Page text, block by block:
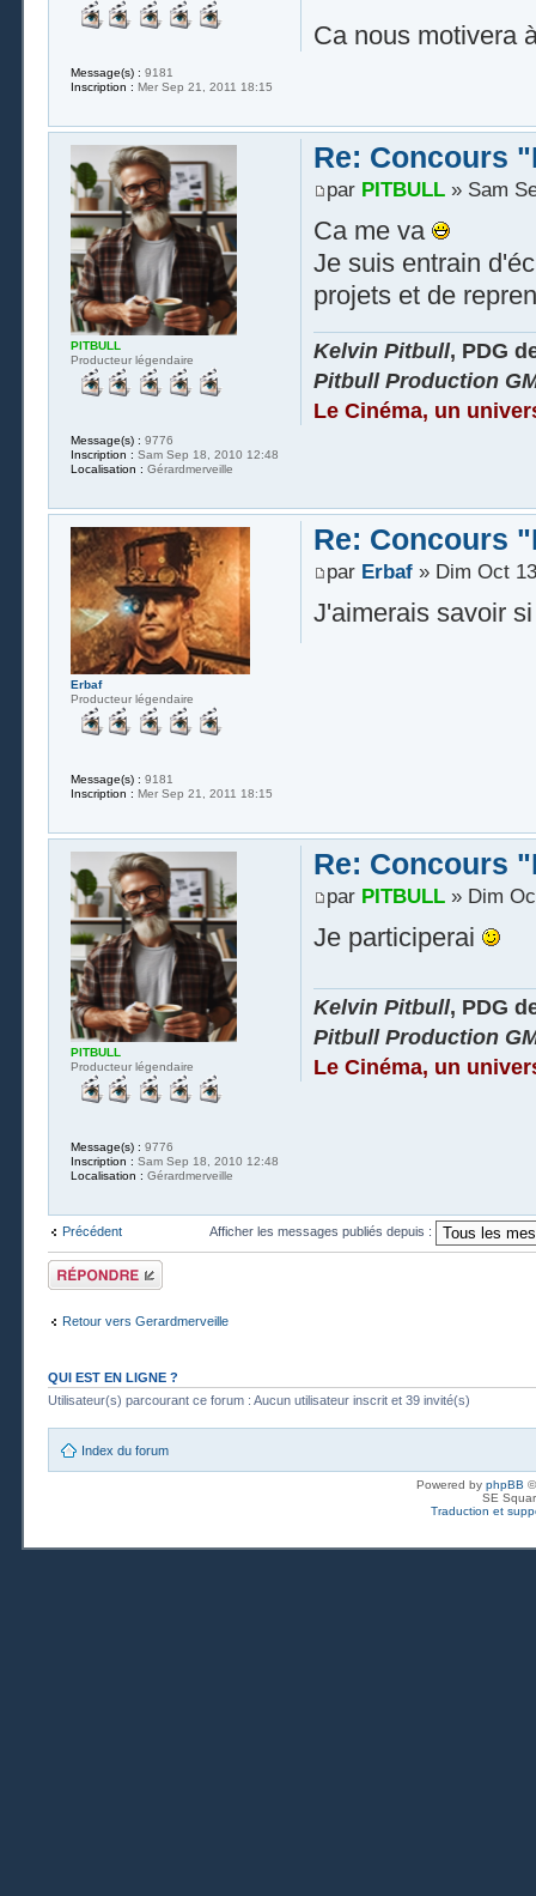
Ca nous motivera
Message(s) : 9181
Inscription : Mer Sep 21, 2011 18:15
Re: Concours
par PITBULL» Sam
Ca me va
Je suis entrain
projets et de
Kelvin Pitbull, PDG
Pitbull Production
Le Cinéma, un
PITBULL
Producteur légendaire
Message(s) : 9776
Inscription : Sam Sep 18, 2010 12:48
Localisation : Gérardmerveille
Re: Concours
par Erbaf» Dim Oct
J'aimerais savoir
Erbaf
Producteur légendaire
Message(s) : 9181
Inscription : Mer Sep 21, 2011 18:15
Re: Concours
par PITBULL» Dim
Je participerai
Kelvin Pitbull, PDG
Pitbull Production
Le Cinéma, un
PITBULL
Producteur légendaire
Message(s) : 9776
Inscription : Sam Sep 18, 2010 12:48
Localisation : Gérardmerveille
Précédent Afficher les messages publiés depuis :
Publier une
réponse
Retour vers Gerardmerveille
QUI EST EN LIGNE ?
Utilisateur(s) parcourant ce forum : Aucun utilisateur inscrit et 39 invité(s)
Index du forum
Powered by phpBB
SE
Traduction et